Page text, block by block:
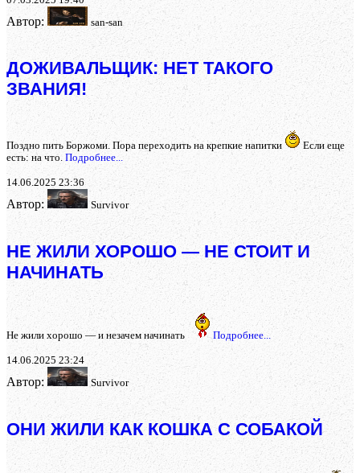
Автор: san-san
ДОЖИВАЛЬЩИК: НЕТ ТАКОГО
ЗВАНИЯ!
Поздно пить Боржоми. Пора переходить на крепкие напитки
Если еще
есть: на что. Подробнее...
14.06.2025 23:36
Автор: Survivor
НЕ ЖИЛИ ХОРОШО — НЕ СТОИТ И
НАЧИНАТЬ
Не жили хорошо — и незачем начинать Подробнее...
14.06.2025 23:24
Автор: Survivor
ОНИ ЖИЛИ КАК КОШКА С СОБАКОЙ